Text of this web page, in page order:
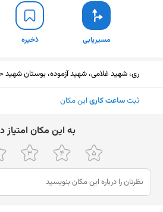
مسیریابی ذخیره
ری، شهید غلامی، شهید آزموده، بوستان شهید
ثبتساعت کاری این مکان
ﺑﻪ اﯾﻦ ﻣﮑﺎن اﻣﺘﯿﺎز